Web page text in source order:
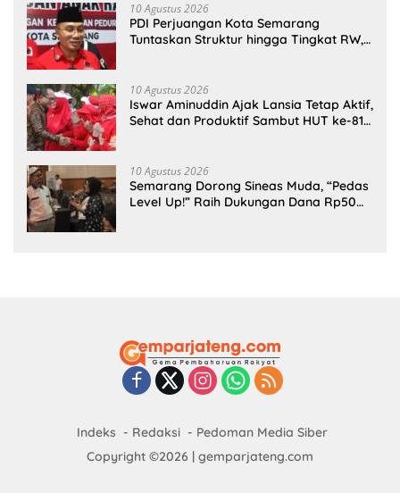
10 Agustus 2026
PDI Perjuangan Kota Semarang
Tuntaskan Struktur hingga Tingkat RW,
10 Agustus 2026
Iswar Aminuddin Ajak Lansia Tetap Aktif,
Sehat dan Produktif Sambut HUT ke-81
10 Agustus 2026
Semarang Dorong Sineas Muda, “Pedas
Level Up!” Raih Dukungan Dana Rp50
Indeks Redaksi
Pedoman Media Siber
Copyright ©2026 | gemparjateng.com